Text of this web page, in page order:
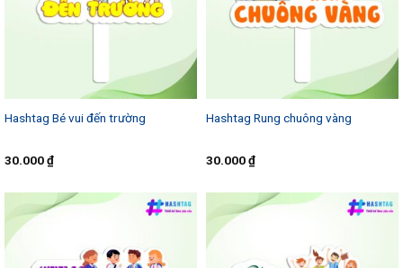
Hashtag Bé vui đến trường
30.000₫
Hashtag Rung chuông vàng
30.000₫